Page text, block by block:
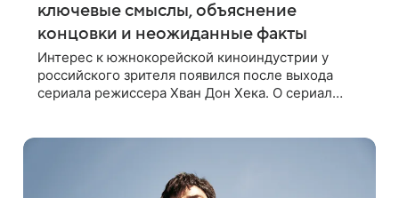
ключевые смыслы, объяснение
концовки и неожиданные факты
Интерес к южнокорейской киноиндустрии у
российского зрителя появился после выхода
сериала режиссера Хван Дон Хека. О сериал